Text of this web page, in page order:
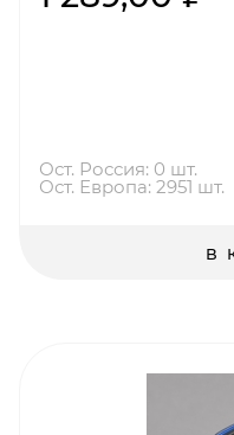
Ост. Россия: 0 шт.
Ост. Европа: 2951 шт.
В